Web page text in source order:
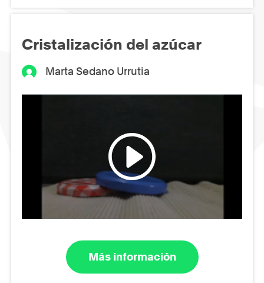
Cristalización del azúcar
Marta Sedano Urrutia
Más información